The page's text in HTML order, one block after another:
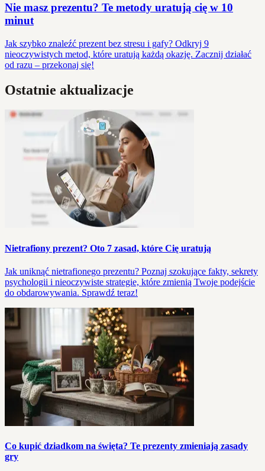
Nie masz prezentu? Te metody uratują cię w 10
minut
Jak szybko znaleźć prezent bez stresu i gafy? Odkryj 9
nieoczywistych metod, które uratują każdą okazję. Zacznij działać
od razu – przekonaj się!
Ostatnie aktualizacje
Nietrafiony prezent? Oto 7 zasad, które Cię uratują
Jak uniknąć nietrafionego prezentu? Poznaj szokujące fakty, sekrety
psychologii i nieoczywiste strategie, które zmienią Twoje podejście
do obdarowywania. Sprawdź teraz!
Co kupić dziadkom na święta? Te prezenty zmieniają zasady
gry